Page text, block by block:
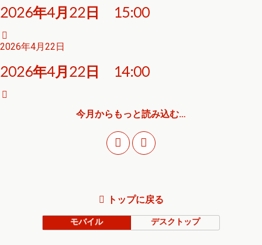
2026年4月22日 15:00
2026年4月22日
2026年4月22日 14:00
今月からもっと読み込む…
トップに戻る
モバイル デスクトップ